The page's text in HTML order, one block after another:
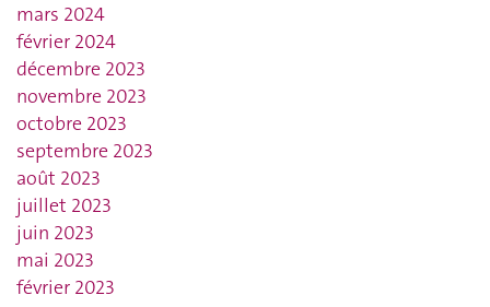
mars 2024
février 2024
décembre 2023
novembre 2023
octobre 2023
septembre 2023
août 2023
juillet 2023
juin 2023
mai 2023
février 2023